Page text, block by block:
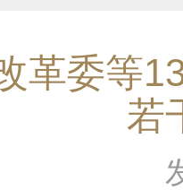
革委等
若